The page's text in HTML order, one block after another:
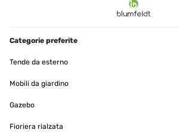
mettendolo sopra la cassettiera. Di giuste
figura per la cornice lavorata .
Utente Amazon
Tradurre
Categorie preferite
Tende da esterno
Mobili da giardino
Gazebo
Fioriera rialzata